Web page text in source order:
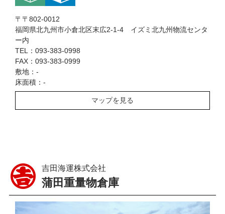
〒〒802-0012
福岡県北九州市小倉北区末広2-1-4 イズミ北九州物流センタ
ー内
TEL：093-383-0998
FAX：093-383-0999
敷地：-
床面積：-
マップを見る
吉田海運株式会社
蒲田重量物倉庫